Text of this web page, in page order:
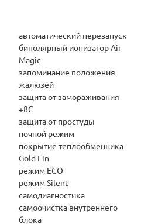
автоматический перезапуск
биполярный ионизатор Air
Magic
запоминание положения
жалюзей
защита от замораживания
+8С
защита от простуды
ночной режим
покрытие теплообменника
Gold Fin
режим ECO
режим Silent
самодиагностика
самоочистка внутреннего
блока